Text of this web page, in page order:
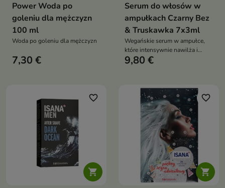
Power Woda po
goleniu dla mężczyzn
100 ml
Woda po goleniu dla mężczyzn
7,30 €
Serum do włosów w
ampułkach Czarny Bez
& Truskawka 7x3ml
Wegańskie serum w ampułce,
które intensywnie nawilża i
przywraca naturalny blask
9,80 €

favorite_border

favorite_border